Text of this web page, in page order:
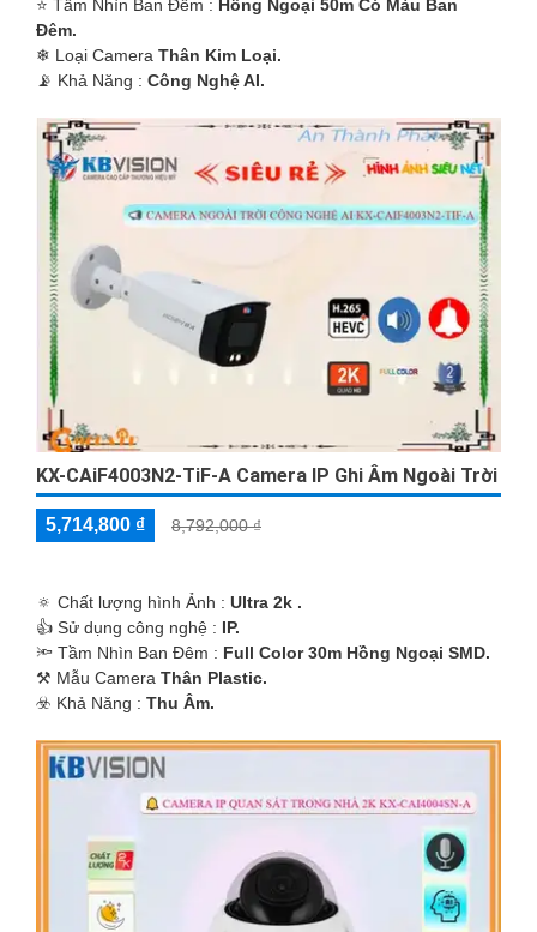
⭐ Tầm Nhìn Ban Đêm : Hồng Ngoại 50m Có Màu Ban
Đêm.
❄ Loại Camera Thân Kim Loại.
️📡 Khả Năng : Công Nghệ AI.
KX-CAiF4003N2-TiF-A Camera IP Ghi Âm Ngoài Trời
5,714,800 ₫ 8,792,000 ₫
🔅 Chất lượng hình Ảnh : Ultra 2k .
👍 Sử dụng công nghệ : IP.
🔦 Tầm Nhìn Ban Đêm : Full Color 30m Hồng Ngoại SMD.
⚒ Mẫu Camera Thân Plastic.
️☣️ Khả Năng : Thu Âm.